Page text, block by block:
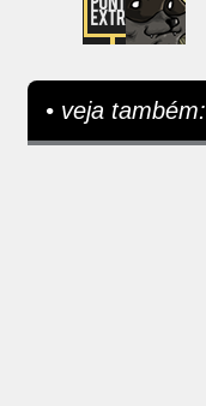
• veja também: